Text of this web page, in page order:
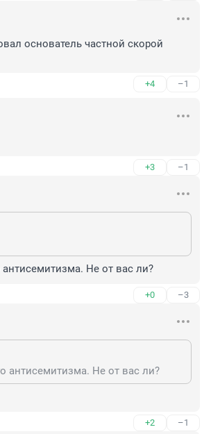
основатель частной скорой
+4 –1
+3 –1
Не от вас ли?
+0 –3
антисемитизма. Не от вас ли?
+2 –1